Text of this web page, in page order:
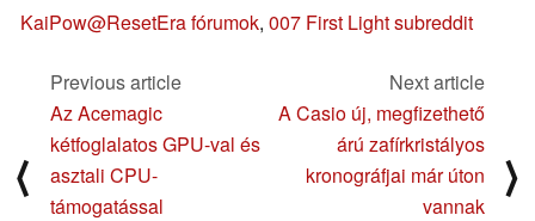
KaiPow@ResetEra fórumok, 007 First Light subreddit
⟨
Previous article
Az Acemagic
kétfoglalatos GPU-val és
asztali CPU-
támogatással
Next article
A Casio új, megfizethető
árú zafírkristályos
kronográfjai már úton
vannak
⟩